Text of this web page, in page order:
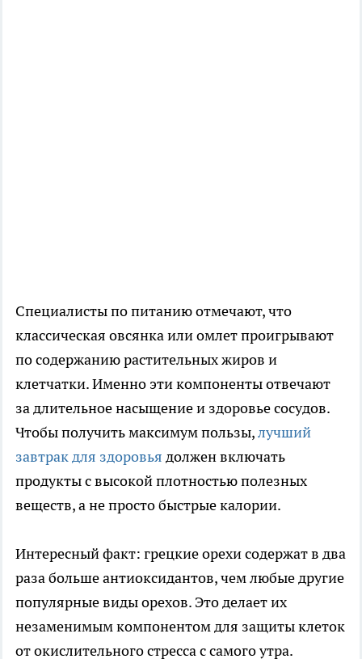
Специалисты по питанию отмечают, что
классическая овсянка или омлет проигрывают
по содержанию растительных жиров и
клетчатки. Именно эти компоненты отвечают
за длительное насыщение и здоровье сосудов.
Чтобы получить максимум пользы,лучший
завтрак для здоровья должен включать
продукты с высокой плотностью полезных
веществ, а не просто быстрые калории.
Интересный факт: грецкие орехи содержат в два
раза больше антиоксидантов, чем любые другие
популярные виды орехов. Это делает их
незаменимым компонентом для защиты клеток
от окислительного стресса с самого утра.